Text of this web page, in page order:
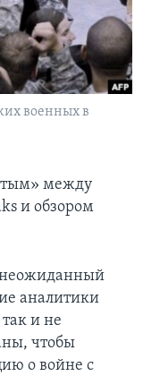
военных в
между
и обзором
неожиданный
аналитики
и не
чтобы
о войне с